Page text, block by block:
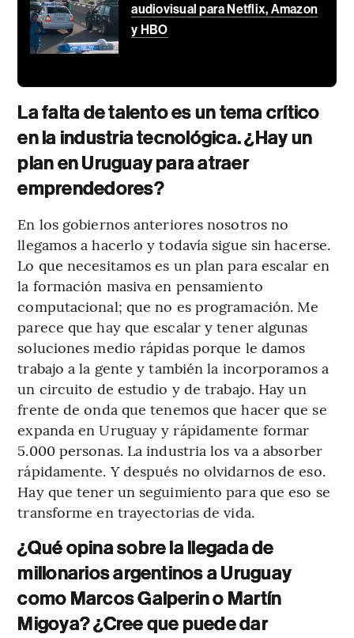
audiovisual para Netflix, Amazon
y HBO
La falta de talento es un tema crítico
en la industria tecnológica. ¿Hay un
plan en Uruguay para atraer
emprendedores?
En los gobiernos anteriores nosotros no
llegamos a hacerlo y todavía sigue sin hacerse.
Lo que necesitamos es un plan para escalar en
la formación masiva en pensamiento
computacional; que no es programación. Me
parece que hay que escalar y tener algunas
soluciones medio rápidas porque le damos
trabajo a la gente y también la incorporamos a
un circuito de estudio y de trabajo. Hay un
frente de onda que tenemos que hacer que se
expanda en Uruguay y rápidamente formar
5.000 personas. La industria los va a absorber
rápidamente. Y después no olvidarnos de eso.
Hay que tener un seguimiento para que eso se
transforme en trayectorias de vida.
¿Qué opina sobre la llegada de
millonarios argentinos a Uruguay
como Marcos Galperin o Martín
Migoya? ¿Cree que puede dar